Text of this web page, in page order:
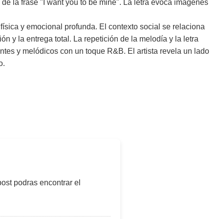
la frase "I want you to be mine". La letra evoca imágenes
y emocional profunda. El contexto social se relaciona
y la entrega total. La repetición de la melodía y la letra
y melódicos con un toque R&B. El artista revela un lado
podras encontrar el